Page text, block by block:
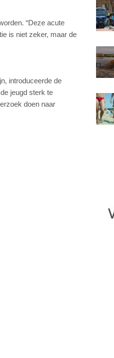
“Deze acute
is niet zeker, maar de
introduceerde de
jeugd sterk te
doen naar